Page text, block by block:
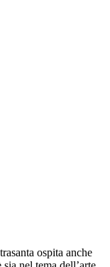
ospita anche